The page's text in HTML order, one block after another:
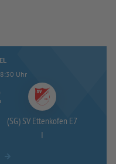
Uhr
(SG) SV Ettenkofen E7
I